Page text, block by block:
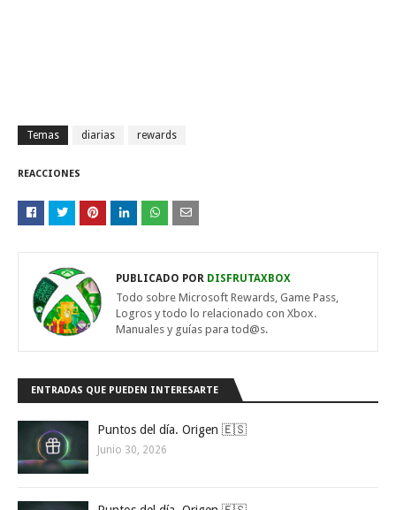
Temas diarias rewards
REACCIONES
PUBLICADO POR DISFRUTAXBOX
Todo sobre Microsoft Rewards, Game Pass,
Logros y todo lo relacionado con Xbox.
Manuales y guías para tod@s.
ENTRADAS QUE PUEDEN INTERESARTE
Puntos del día. Origen 🇪🇸
Junio 30, 2026